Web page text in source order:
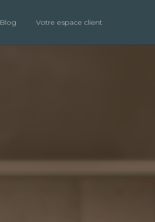
Blog Votre espace client